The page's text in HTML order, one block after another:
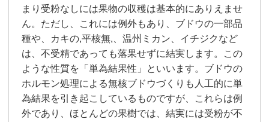
まり受粉なしには果物の収穫は基本的にありえませ
ん。ただし、これには例外もあり、ブドウの一部品
種や、カキの,平核無,、温州ミカン、イチジクなど
は、不受精であっても落果せずに結実します。この
ような性質を「単為結果性」といいます。ブドウの
ホルモン処理による無核ブドウづくりも人工的に単
為結果を引き起こしているものですが、これらは例
外であり、ほとんどの果樹では、結実には受粉が不